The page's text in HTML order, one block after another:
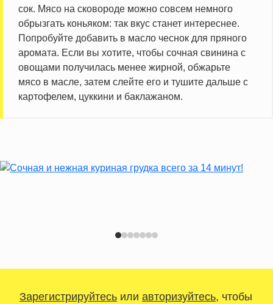
сок. Мясо на сковороде можно совсем немного
обрызгать коньяком: так вкус станет интереснее.
Попробуйте добавить в масло чеснок для пряного
аромата. Если вы хотите, чтобы сочная свинина с
овощами получилась менее жирной, обжарьте
мясо в масле, затем слейте его и тушите дальше с
картофелем, цуккини и баклажаном.
Зарегистрируйтесь или авторизуйтесь, чтобы